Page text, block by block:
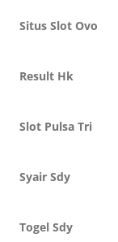
Situs Slot Ovo
Result Hk
Slot Pulsa Tri
Syair Sdy
Togel Sdy